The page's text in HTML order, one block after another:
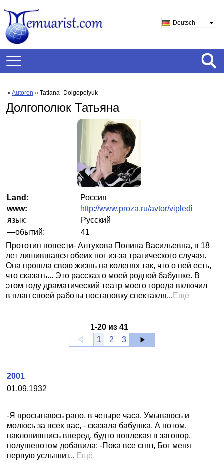
Deutsch
»Autoren » Tatiana_Dolgopolyuk
Долгополюк Татьяна
Land:
Россия
www:
http://www.proza.ru/avtor/vipledi
язык:
Русский
—обытий:
41
Прототип повести- Алтухова Полина Васильевна, в 18
лет лишившаяся обеих ног из-за трагического случая.
Она прошла свою жизнь на коленях так, что о ней есть,
что сказать... Это рассказ о моей родной бабушке. В
этом году драматический театр моего города включил
в план своей работы постановку спектакля... Ещё
1-20из 41
1
2 3
01.09.1932
2001
-Я просыпаюсь рано, в четыре часа. Умываюсь и
молюсь за всех вас, - сказала бабушка. А потом,
наклонившись вперед, будто вовлекая в заговор,
полушепотом добавила: -Пока все спят, Бог меня
первую услышит... Ещё